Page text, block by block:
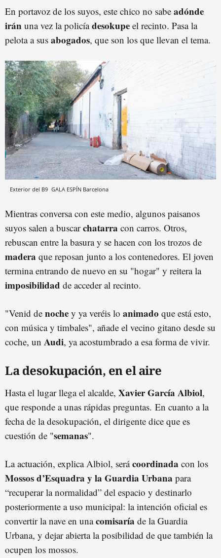
En portavoz de los suyos, este chico no sabe adónde
irán una vez la policíadesokupe el recinto. Pasa la
pelota a sus abogados, que son los que llevan el tema.
Exterior del B9 GALA ESPÍN Barcelona
Mientras conversa con este medio, algunos paisanos
suyos salen a buscarchatarra con carros. Otros,
rebuscan entre la basura y se hacen con los trozos de
madera que reposan junto a los contenedores. El joven
termina entrando de nuevo en su "hogar" y reitera la
imposibilidad de acceder al recinto.
"Venid de noche y ya veréis lo animado que está esto,
con música y timbales", añade el vecino gitano desde su
coche, un Audi, ya acostumbrado a esa forma de vivir.
La desokupación, en el aire
Hasta el lugar llega el alcalde, Xavier García Albiol,
que responde a unas rápidas preguntas. En cuanto a la
fecha de la desokupación, el dirigente dice que es
cuestión de "semanas".
La actuación, explica Albiol, serácoordinada con los
Mossos d’Esquadra y la Guardia Urbana para
“recuperar la normalidad” del espacio y destinarlo
posteriormente a uso municipal: la intención oficial es
convertir la nave en unacomisaría de la Guardia
Urbana, y dejar abierta la posibilidad de que también la
ocupen los mossos.